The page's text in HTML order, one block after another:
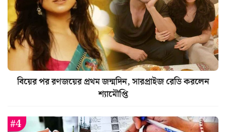
বিয়ের পর রণজয়ের প্রথম জন্মদিন, সারপ্রাইজ রেডি করলেন
শ্যামৌপ্তি